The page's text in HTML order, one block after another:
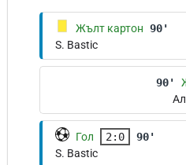
Жълт картон 90'
S. Bastic
90'
Гол 2:0
90'
S. Bastic